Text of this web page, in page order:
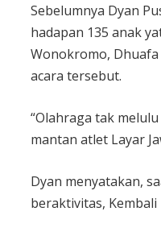
Sebelumnya Dyan
hadapan 135 anak
Wonokromo,
acara tersebut.
“Olahraga tak
mantan atlet Layar
Dyan menyatakan,
beraktivitas,